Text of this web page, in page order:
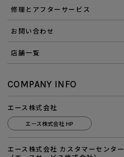
修理とアフターサービス
お問い合わせ
店舗一覧
COMPANY INFO
エース株式会社
エース株式会社 HP
エース株式会社 カスタマーセンター